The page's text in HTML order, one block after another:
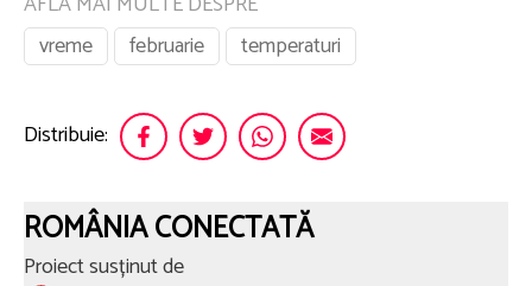
vreme
februarie temperaturi
Distribuie:
ROMÂNIA CONECTATĂ
Proiect susținut de